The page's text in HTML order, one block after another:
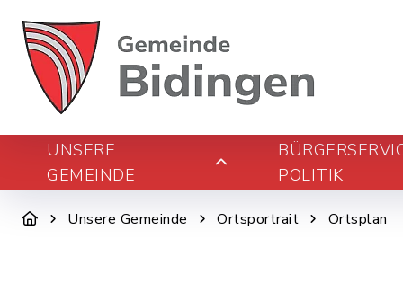
UNSERE
GEMEINDE
POLITIK
Unsere Gemeinde Ortsportrait Ortsplan